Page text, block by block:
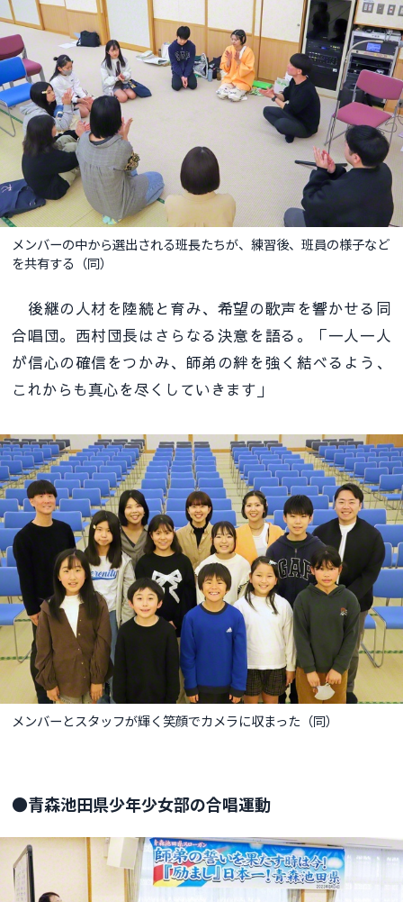
メンバーの中から選出される班長たちが、練習後、班員の様子など
を共有する（同）
後継の人材を陸続と育み、希望の歌声を響かせる同
合唱団。西村団長はさらなる決意を語る。「一人一人
が信心の確信をつかみ、師弟の絆を強く結べるよう、
これからも真心を尽くしていきます」
メンバーとスタッフが輝く笑顔でカメラに収まった（同）
●青森池田県少年少女部の合唱運動